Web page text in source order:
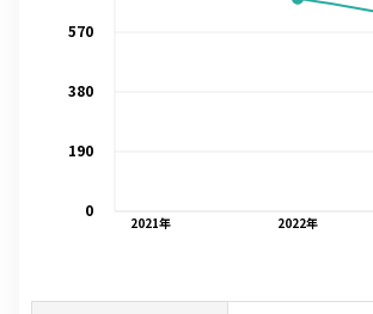
2021年 2022年
0
190
380
570